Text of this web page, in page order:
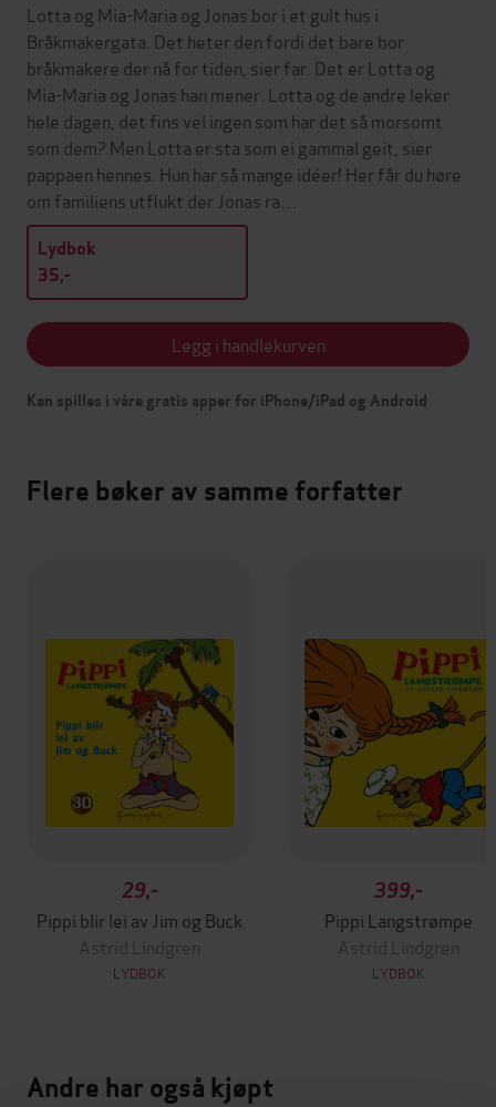
Lotta og Mia-Maria og Jonas bor i et gult hus i
Bråkmakergata. Det heter den fordi det bare bor
bråkmakere der nå for tiden, sier far. Det er Lotta og
Mia-Maria og Jonas han mener. Lotta og de andre leker
hele dagen, det fins vel ingen som har det så morsomt
som dem? Men Lotta er sta som ei gammal geit, sier
pappaen hennes. Hun har så mange idéer! Her får du høre
om familiens utflukt der Jonas ra…
Lydbok
35,-
Legg i handlekurven
Kan spilles i våre gratis apper for iPhone/iPad og Android
Flere bøker av samme forfatter
29,-
Pippi blir lei av Jim og Buck
Astrid Lindgren
LYDBOK
399,-
Pippi Langstrømpe
Astrid Lindgren
LYDBOK
Andre har også kjøpt